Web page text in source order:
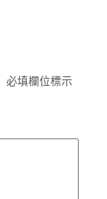
必填欄位標示